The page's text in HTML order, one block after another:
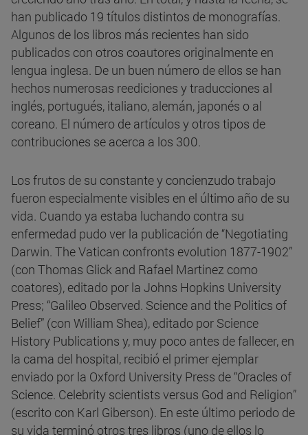
han publicado 19 títulos distintos de monografías.
Algunos de los libros más recientes han sido
publicados con otros coautores originalmente en
lengua inglesa. De un buen número de ellos se han
hechos numerosas reediciones y traducciones al
inglés, portugués, italiano, alemán, japonés o al
coreano. El número de artículos y otros tipos de
contribuciones se acerca a los 300.
Los frutos de su constante y concienzudo trabajo
fueron especialmente visibles en el último año de su
vida. Cuando ya estaba luchando contra su
enfermedad pudo ver la publicación de “Negotiating
Darwin. The Vatican confronts evolution 1877-1902”
(con Thomas Glick and Rafael Martinez como
coatores), editado por la Johns Hopkins University
Press; “Galileo Observed. Science and the Politics of
Belief” (con William Shea), editado por Science
History Publications y, muy poco antes de fallecer, en
la cama del hospital, recibió el primer ejemplar
enviado por la Oxford University Press de “Oracles of
Science. Celebrity scientists versus God and Religion”
(escrito con Karl Giberson). En este último periodo de
su vida terminó otros tres libros (uno de ellos lo